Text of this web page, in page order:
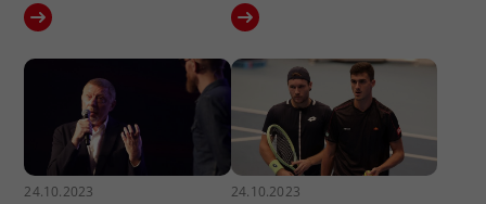
24.10.2023 24.10.2023